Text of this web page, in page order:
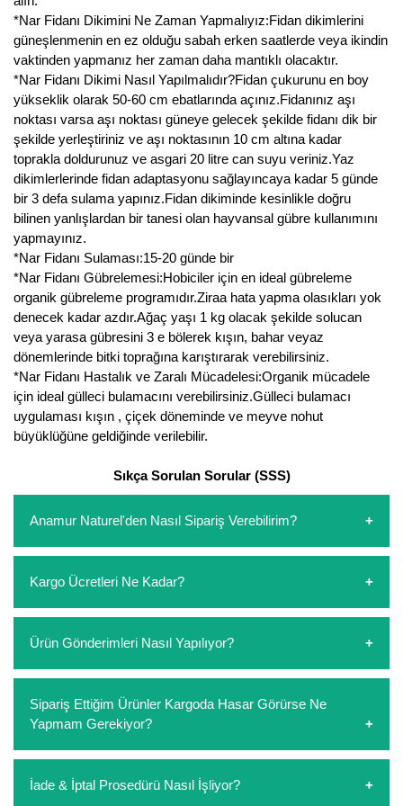
*Nar Fidanı Dikimini Ne Zaman Yapmalıyız:Fidan dikimlerini
güneşlenmenin en ez olduğu sabah erken saatlerde veya ikindin
vaktinden yapmanız her zaman daha mantıklı olacaktır.
*Nar Fidanı Dikimi Nasıl Yapılmalıdır?Fidan çukurunu en boy
yükseklik olarak 50-60 cm ebatlarında açınız.Fidanınız aşı
noktası varsa aşı noktası güneye gelecek şekilde fidanı dik bir
şekilde yerleştiriniz ve aşı noktasının 10 cm altına kadar
toprakla doldurunuz ve asgari 20 litre can suyu veriniz.Yaz
dikimlerlerinde fidan adaptasyonu sağlayıncaya kadar 5 günde
bir 3 defa sulama yapınız.Fidan dikiminde kesinlikle doğru
bilinen yanlışlardan bir tanesi olan hayvansal gübre kullanımını
yapmayınız.
*Nar Fidanı Sulaması:15-20 günde bir
*Nar Fidanı Gübrelemesi:Hobiciler için en ideal gübreleme
organik gübreleme programıdır.Ziraa hata yapma olasıkları yok
denecek kadar azdır.Ağaç yaşı 1 kg olacak şekilde solucan
veya yarasa gübresini 3 e bölerek kışın, bahar veyaz
dönemlerinde bitki toprağına karıştırarak verebilirsiniz.
*Nar Fidanı Hastalık ve Zaralı Mücadelesi:Organik mücadele
için ideal gülleci bulamacını verebilirsiniz.Gülleci bulamacı
uygulaması kışın , çiçek döneminde ve meyve nohut
büyüklüğüne geldiğinde verilebilir.
Sıkça Sorulan Sorular (SSS)
Anamur Naturel'den Nasıl Sipariş Verebilirim?
oluşturarak,iletişim numaralarımızdan bizi arayarak veya
whatsapp hattımızdan bizlere isteklerinizi yazarak sipariş
ödemelerini sipariş verdikten sonra havale/eft veya sipariş
Kargo Ücretleri Ne Kadar?
etmeyin diye 1500 lira ve üzerindeki siparişlerinizde
kargoyu biz karşılıyoruz. 1500 Lira altında kalan
kargo ücreti ödeme aşamasında sepetinize eklenecektir.
Ürün Gönderimleri Nasıl Yapılıyor?
paketlenip gönderim yapılmaktadır.
Sipariş Ettiğim Ürünler Kargoda Hasar Görürse Ne
Yapmam Gerekiyor?
çerçevesinde müşterilerimizi hiçbir zaman mağdur
İade & İptal Prosedürü Nasıl İşliyor?